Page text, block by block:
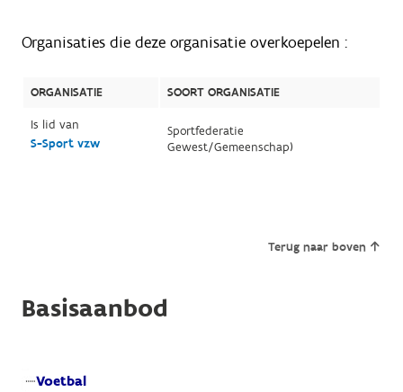
Organisaties die deze organisatie overkoepelen :
ORGANISATIE
SOORT ORGANISATIE
Is lid van
S-Sport vzw
Sportfederatie
Gewest/Gemeenschap)
Terug naar boven
Basisaanbod
Voetbal